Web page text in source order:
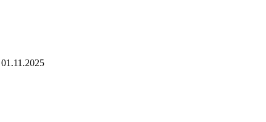
01.11.2025